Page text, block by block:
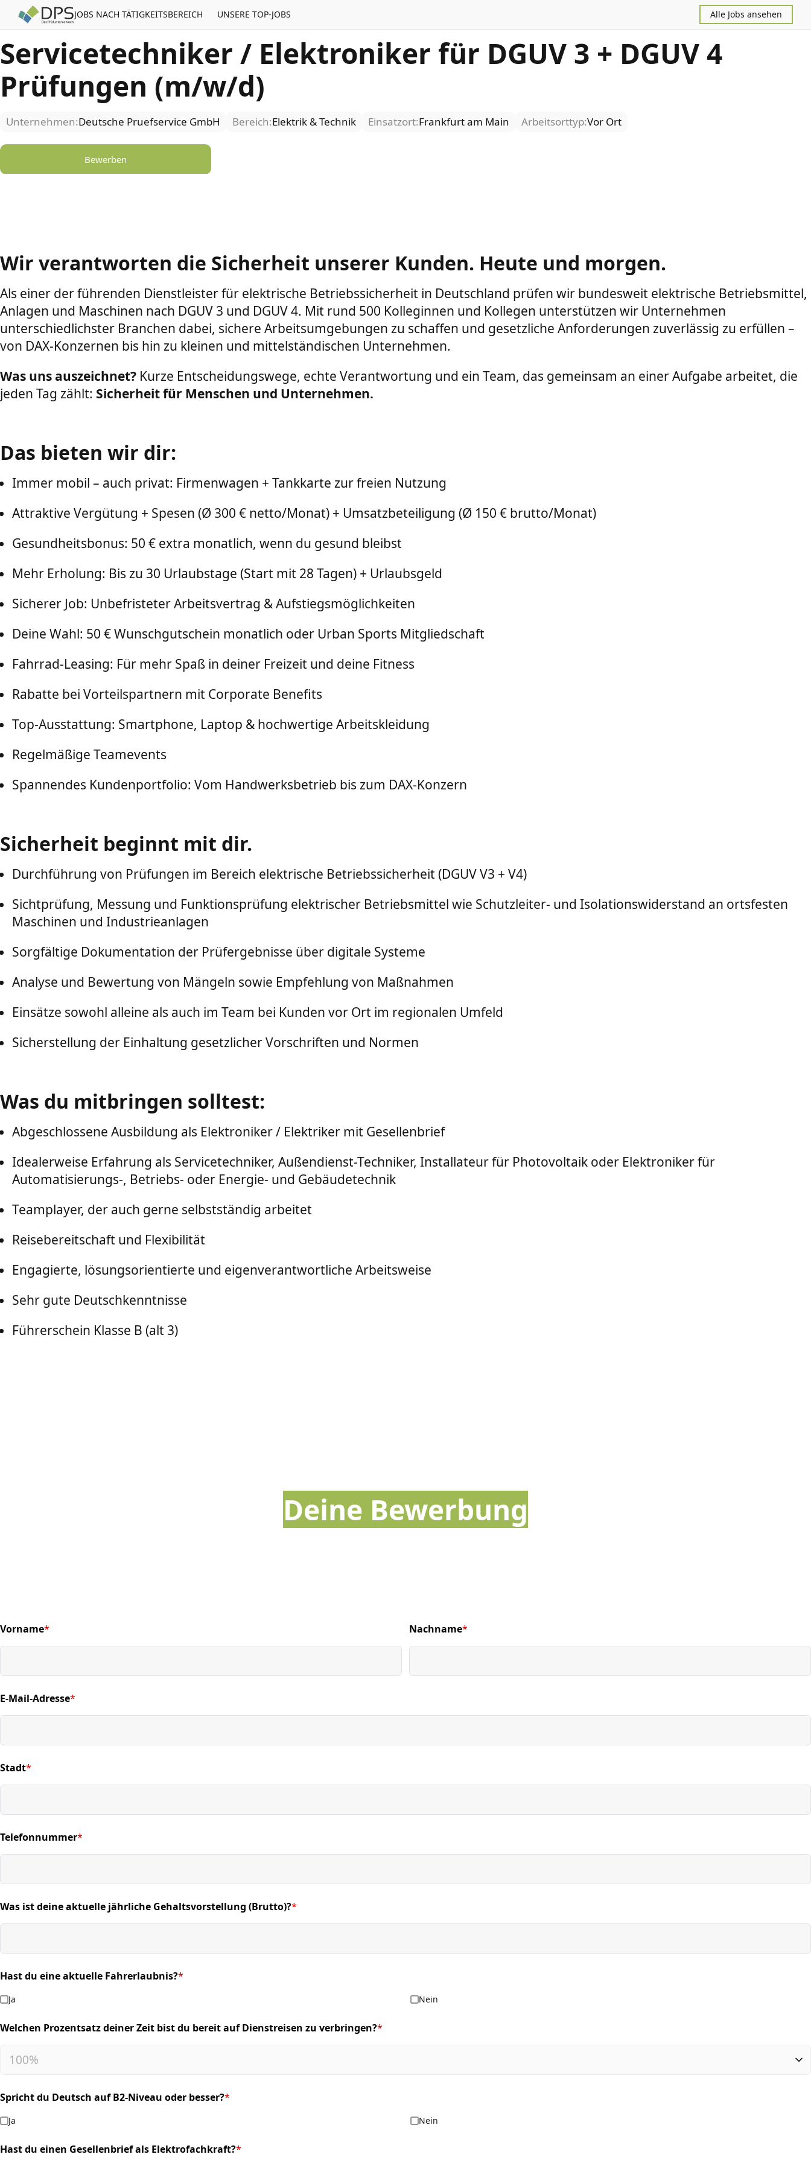
JOBS NACH TÄTIGKEITSBEREICH UNSERE TOP-JOBS Alle Jobs ansehen
Servicetechniker / Elektroniker für DGUV 3 + DGUV 4
Prüfungen (m/w/d)
Unternehmen:Deutsche Pruefservice GmbH Bereich:Elektrik & Technik Einsatzort:Frankfurt am Main Arbeitsorttyp:Vor Ort
Bewerben
Wir verantworten die Sicherheit unserer Kunden. Heute und morgen.
Als einer der führenden Dienstleister für elektrische Betriebssicherheit in Deutschland prüfen wir bundesweit elektrische Betriebsmittel,
Anlagen und Maschinen nach DGUV 3 und DGUV 4. Mit rund 500 Kolleginnen und Kollegen unterstützen wir Unternehmen
unterschiedlichster Branchen dabei, sichere Arbeitsumgebungen zu schaffen und gesetzliche Anforderungen zuverlässig zu erfüllen –
von DAX-Konzernen bis hin zu kleinen und mittelständischen Unternehmen.
Was uns auszeichnet? Kurze Entscheidungswege, echte Verantwortung und ein Team, das gemeinsam an einer Aufgabe arbeitet, die
jeden Tag zählt: Sicherheit für Menschen und Unternehmen.
Das bieten wir dir:
Immer mobil – auch privat: Firmenwagen + Tankkarte zur freien Nutzung
Attraktive Vergütung + Spesen (Ø 300 € netto/Monat) + Umsatzbeteiligung (Ø 150 € brutto/Monat)
Gesundheitsbonus: 50 € extra monatlich, wenn du gesund bleibst
Mehr Erholung: Bis zu 30 Urlaubstage (Start mit 28 Tagen) + Urlaubsgeld
Sicherer Job: Unbefristeter Arbeitsvertrag & Aufstiegsmöglichkeiten
Deine Wahl: 50 € Wunschgutschein monatlich oder Urban Sports Mitgliedschaft
Fahrrad-Leasing: Für mehr Spaß in deiner Freizeit und deine Fitness
Rabatte bei Vorteilspartnern mit Corporate Benefits
Top-Ausstattung: Smartphone, Laptop & hochwertige Arbeitskleidung
Regelmäßige Teamevents
Spannendes Kundenportfolio: Vom Handwerksbetrieb bis zum DAX-Konzern
Sicherheit beginnt mit dir.
Durchführung von Prüfungen im Bereich elektrische Betriebssicherheit (DGUV V3 + V4)
Sichtprüfung, Messung und Funktionsprüfung elektrischer Betriebsmittel wie Schutzleiter- und Isolationswiderstand an ortsfesten
Maschinen und Industrieanlagen
Sorgfältige Dokumentation der Prüfergebnisse über digitale Systeme
Analyse und Bewertung von Mängeln sowie Empfehlung von Maßnahmen
Einsätze sowohl alleine als auch im Team bei Kunden vor Ort im regionalen Umfeld
Sicherstellung der Einhaltung gesetzlicher Vorschriften und Normen
Was du mitbringen solltest:
Abgeschlossene Ausbildung als Elektroniker / Elektriker mit Gesellenbrief
Idealerweise Erfahrung als Servicetechniker, Außendienst-Techniker, Installateur für Photovoltaik oder Elektroniker für
Automatisierungs-, Betriebs- oder Energie- und Gebäudetechnik
Teamplayer, der auch gerne selbstständig arbeitet
Reisebereitschaft und Flexibilität
Engagierte, lösungsorientierte und eigenverantwortliche Arbeitsweise
Sehr gute Deutschkenntnisse
Führerschein Klasse B (alt 3)
Deine Bewerbung
Vorname*
(required) Nachname*
(required)
E-Mail-Adresse*
(required)
Stadt*
(required)
Telefonnummer*
(required)
Was ist deine aktuelle jährliche Gehaltsvorstellung (Brutto)?*
(required)
Hast du eine aktuelle Fahrerlaubnis?*
(required)
Ja Nein
Welchen Prozentsatz deiner Zeit bist du bereit auf Dienstreisen zu verbringen?*
(required)
Spricht du Deutsch auf B2-Niveau oder besser?*
(required)
Ja Nein
Hast du einen Gesellenbrief als Elektrofachkraft?*
(required)